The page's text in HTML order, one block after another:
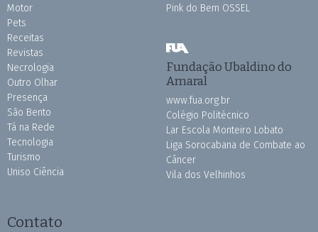
Motor
Pets
Receitas
Revistas
Necrologia
Outro Olhar
Presença
São Bento
Tá na Rede
Tecnologia
Turismo
Uniso Ciência
Pink do Bem OSSEL
Fundação Ubaldino do
Amaral
www.fua.org.br
Colégio Politécnico
Lar Escola Monteiro Lobato
Liga Sorocabana de Combate ao
Câncer
Vila dos Velhinhos
Contato